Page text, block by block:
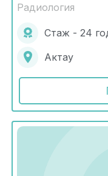
Радиология
Стаж - 24
Актау